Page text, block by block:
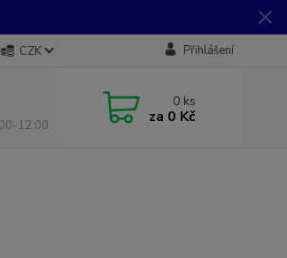
CZK Přihlášení
12:00
0 ks
za 0 Kč